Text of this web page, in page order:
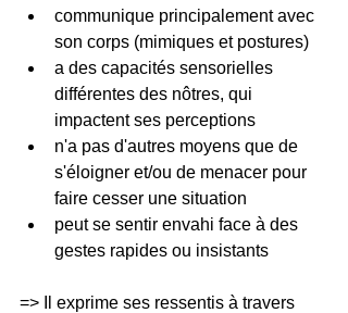
communique principalement avec
son corps (mimiques et postures)
a des capacités sensorielles
différentes des nôtres, qui
impactent ses perceptions
n'a pas d'autres moyens que de
s'éloigner et/ou de menacer pour
faire cesser une situation
peut se sentir envahi face à des
gestes rapides ou insistants
=> Il exprime ses ressentis à travers